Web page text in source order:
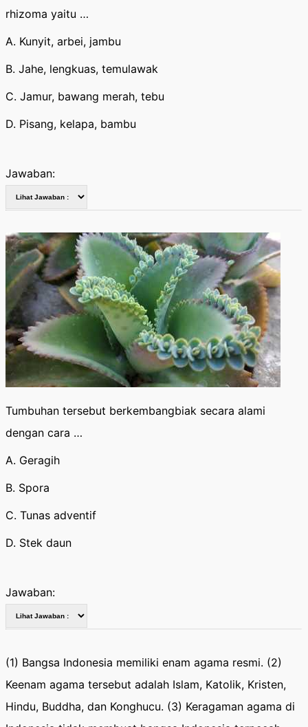
rhizoma yaitu …
A. Kunyit, arbei, jambu
B. Jahe, lengkuas, temulawak
C. Jamur, bawang merah, tebu
D. Pisang, kelapa, bambu
Jawaban:
Tumbuhan tersebut berkembangbiak secara alami
dengan cara …
A. Geragih
B. Spora
C. Tunas adventif
D. Stek daun
Jawaban:
(1) Bangsa Indonesia memiliki enam agama resmi. (2)
Keenam agama tersebut adalah Islam, Katolik, Kristen,
Hindu, Buddha, dan Konghucu. (3) Keragaman agama di